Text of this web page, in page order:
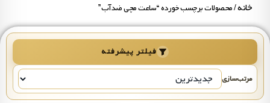
خانه/ محصولات برچسب خورده “ساعت مچی ضدآب”
فیلتر پیشرفته
مرتب‌سازی